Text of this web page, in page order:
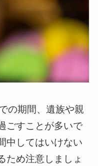
の期間、遺族や親
ごすことが多いで
中してはいけない
ため注意しましょ